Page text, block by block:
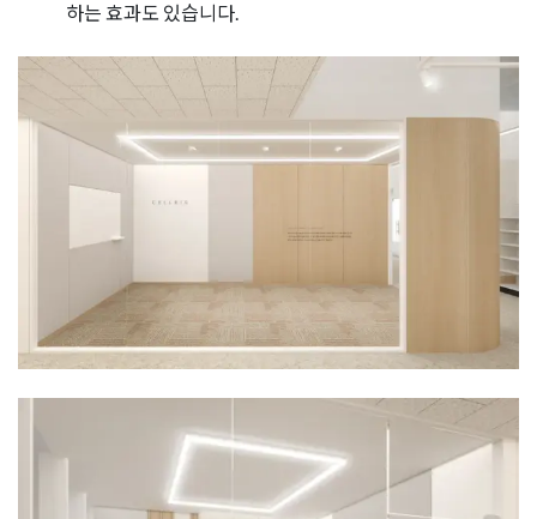
하는 효과도 있습니다.